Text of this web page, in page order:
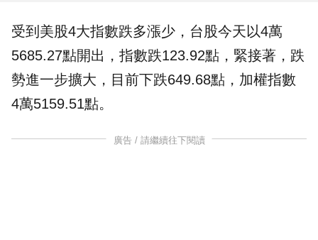
受到 美股4大指數跌多漲少， 台股今天以4萬
5685.27點開出，指數跌123.92點，緊接著，跌
勢進一步擴大，目前下跌649.68點，加權指數
4萬5159.51點。
廣告 / 請繼續往下閱讀